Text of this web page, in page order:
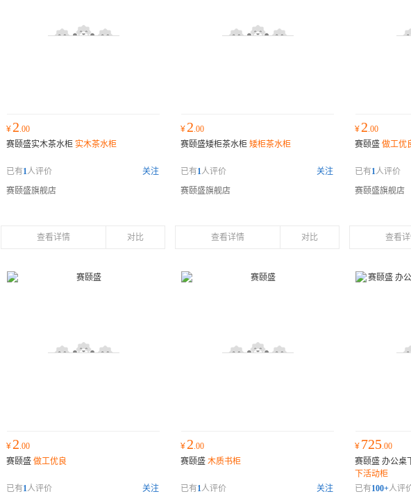
¥ 2.00
赛颐盛实木茶水柜 实木茶水柜
已有1人评价
关注
赛颐盛旗舰店
查看详情 对比
¥ 2.00
赛颐盛矮柜茶水柜 矮柜茶水柜
已有1人评价
关注
赛颐盛旗舰店
查看详情 对比
¥ 2.00
赛颐盛 做工优
已有1人评价
赛颐盛旗舰店
查看
¥ 2.00
赛颐盛 做工优良
已有1人评价
关注
¥ 2.00
赛颐盛 木质书柜
已有1人评价
关注
¥ 725.00
赛颐盛 办公桌
下活动柜
已有100+人评